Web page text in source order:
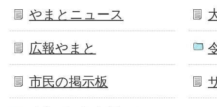
やまとニュース
広報やまと
市民の掲示板